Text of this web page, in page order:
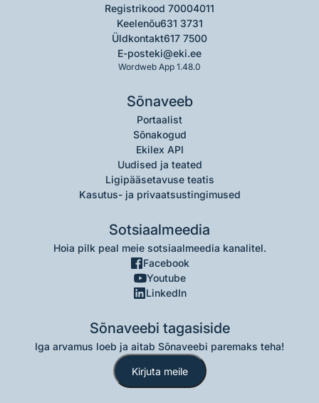
Registrikood 70004011
Keelenõu631 3731
Üldkontakt617 7500
E-posteki@eki.ee
Wordweb App 1.48.0
Sõnaveeb
Portaalist
Sõnakogud
Ekilex API
Uudised ja teated
Ligipääsetavuse teatis
Kasutus- ja privaatsustingimused
Sotsiaalmeedia
Hoia pilk peal meie sotsiaalmeedia kanalitel.
Facebook
Youtube
LinkedIn
Sõnaveebi tagasiside
Iga arvamus loeb ja aitab Sõnaveebi paremaks teha!
Kirjuta meile